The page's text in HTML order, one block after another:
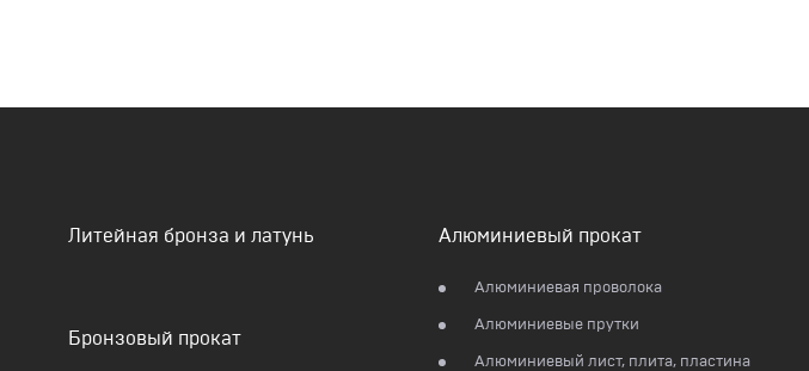
Литейная бронза и латунь
Бронзовый прокат
Алюминиевый прокат
Алюминиевая проволока
Алюминиевые прутки
Алюминиевый лист, плита, пластина